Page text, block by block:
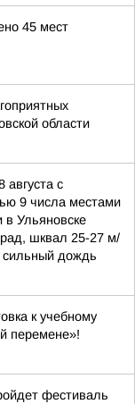
45 мест
области
августа с
9 числа местами
в Ульяновске
шквал 25-27 м/
сильный дождь
к учебному
перемене»!
фестиваль